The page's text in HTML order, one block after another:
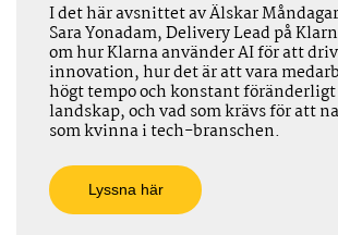
I det här avsnittet av Älskar
Sara Yonadam, Delivery Lead på
om hur Klarna använder AI för att
innovation, hur det är att vara
högt tempo och konstant
landskap, och vad som krävs för att
som kvinna i tech-branschen.
Lyssna här